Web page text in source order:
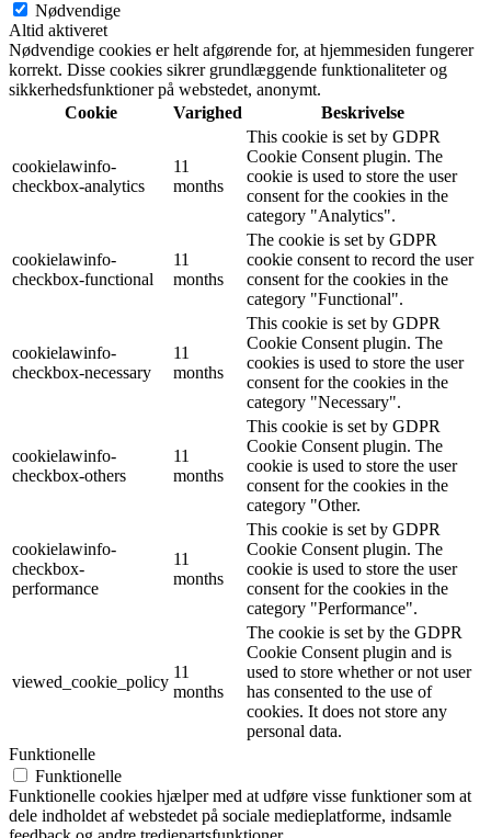
Nødvendige
Altid aktiveret
Nødvendige cookies er helt afgørende for, at hjemmesiden fungerer
korrekt. Disse cookies sikrer grundlæggende funktionaliteter og
sikkerhedsfunktioner på webstedet, anonymt.
Cookie
Varighed Beskrivelse
cookielawinfo-
checkbox-analytics
11
months
This cookie is set by GDPR
Cookie Consent plugin. The
cookie is used to store the user
consent for the cookies in the
category "Analytics".
cookielawinfo-
checkbox-functional
11
months
The cookie is set by GDPR
cookie consent to record the user
consent for the cookies in the
category "Functional".
cookielawinfo-
checkbox-necessary
11
months
This cookie is set by GDPR
Cookie Consent plugin. The
cookies is used to store the user
consent for the cookies in the
category "Necessary".
cookielawinfo-
checkbox-others
11
months
This cookie is set by GDPR
Cookie Consent plugin. The
cookie is used to store the user
consent for the cookies in the
category "Other.
cookielawinfo-
checkbox-
performance
11
months
This cookie is set by GDPR
Cookie Consent plugin. The
cookie is used to store the user
consent for the cookies in the
category "Performance".
viewed_cookie_policy
11
months
The cookie is set by the GDPR
Cookie Consent plugin and is
used to store whether or not user
has consented to the use of
cookies. It does not store any
personal data.
Funktionelle
Funktionelle
Funktionelle cookies hjælper med at udføre visse funktioner som at
dele indholdet af webstedet på sociale medieplatforme, indsamle